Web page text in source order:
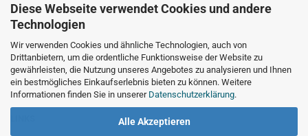
Diese Webseite verwendet Cookies und andere
Technologien
Wir verwenden Cookies und ähnliche Technologien, auch von
Drittanbietern, um die ordentliche Funktionsweise der Website zu
gewährleisten, die Nutzung unseres Angebotes zu analysieren und Ihnen
ein bestmögliches Einkaufserlebnis bieten zu können. Weitere
Informationen finden Sie in unserer Datenschutzerklärung.
Alle Akzeptieren